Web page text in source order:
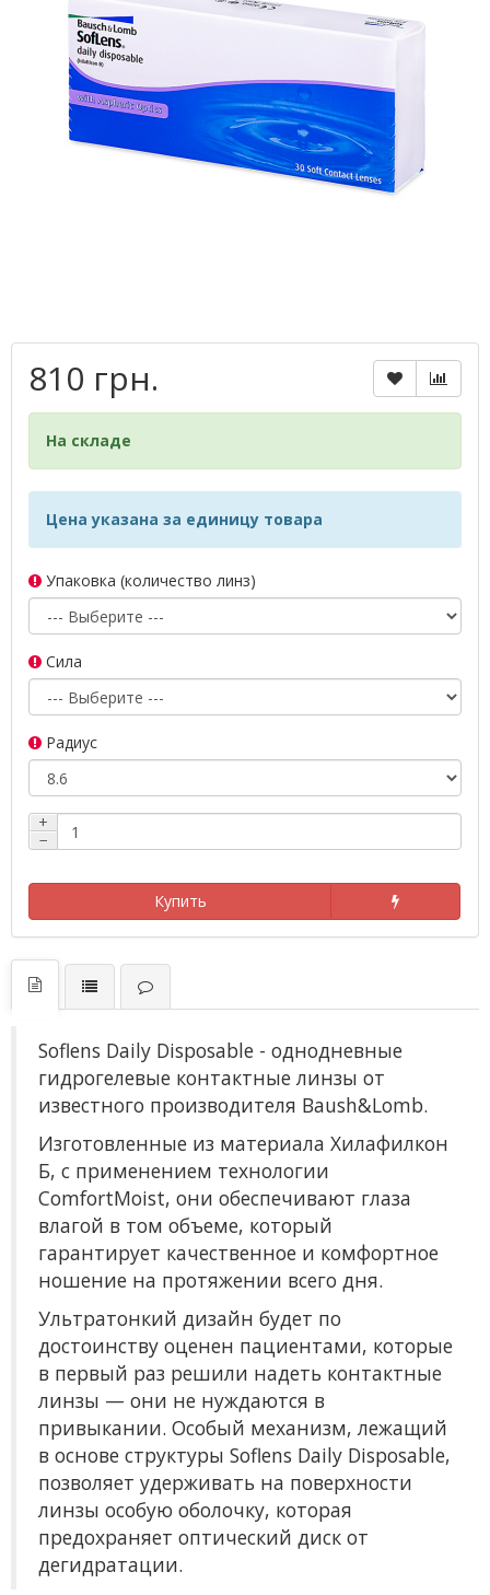
810 грн.
На складе
Цена указана за единицу товара
Упаковка (количество линз)
Сила
Радиус
+
−
Купить
Soflens Daily Disposable - однодневные
гидрогелевые контактные линзы от
известного производителя Baush&Lomb.
Изготовленные из материала Хилафилкон
Б, с применением технологии
ComfortMoist, они обеспечивают глаза
влагой в том объеме, который
гарантирует качественное и комфортное
ношение на протяжении всего дня.
Ультратонкий дизайн будет по
достоинству оценен пациентами, которые
в первый раз решили надеть контактные
линзы — они не нуждаются в
привыкании. Особый механизм, лежащий
в основе структуры Soflens Daily Disposable,
позволяет удерживать на поверхности
линзы особую оболочку, которая
предохраняет оптический диск от
дегидратации.